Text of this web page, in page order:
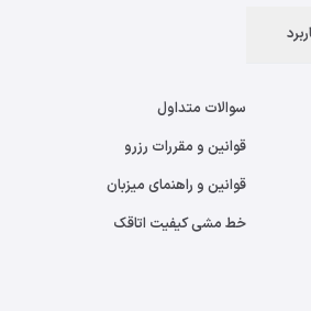
سوالات متداول
قوانین و مقررات رزرو
قوانین و راهنمای میزبان
خط مشی کیفیت اتاقک